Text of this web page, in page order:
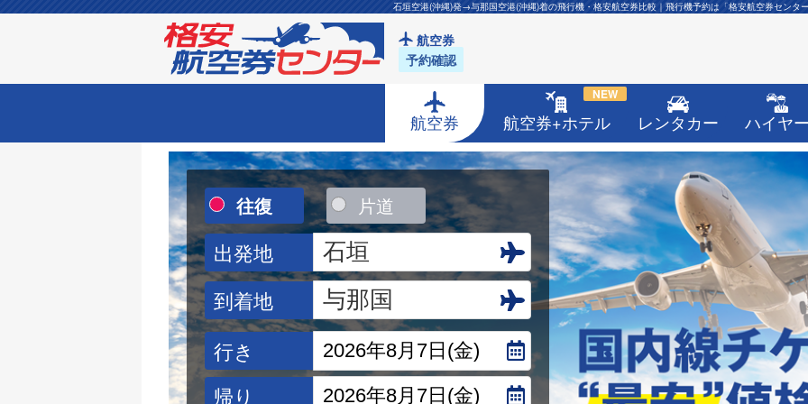
石垣空港(沖縄)発→与那国空港(沖縄)着の飛行機・格安航空券比較｜飛行機予約は「格安航空券センタ
航空券
予約確認
航空券 航空券+ホテル
NEW
レンタカー ハイヤ
往復 片道
出発地
到着地
行き
帰り